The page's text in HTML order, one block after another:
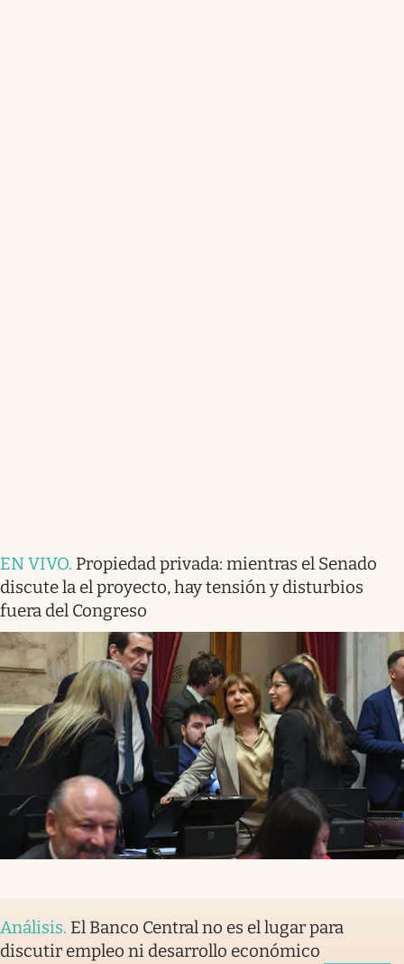
EN VIVO. Propiedad privada: mientras el Senado
discute la el proyecto, hay tensión y disturbios
fuera del Congreso
Análisis. El Banco Central no es el lugar para
discutir empleo ni desarrollo económico